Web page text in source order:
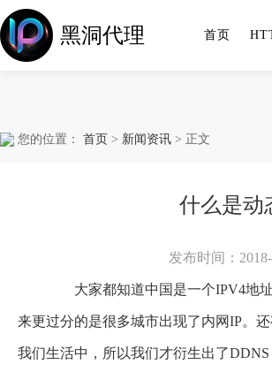
黑洞代理 首页
您的位置： 首页 > 新闻资讯 > 正文
什么是动
发布时间：
大家都知道中国是一个IPV4地址
来更过分的是很多城市出现了内网IP。
我们生活中，所以我们才衍生出了DDNS